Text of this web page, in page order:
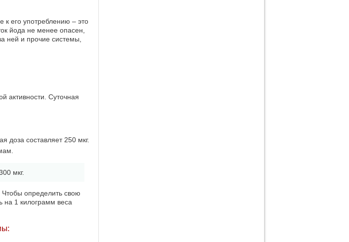
к его употреблению – это
йода не менее опасен,
ней и прочие системы,
активности. Суточная
доза составляет 250 мкг.
мкг.
Чтобы определить свою
на 1 килограмм веса